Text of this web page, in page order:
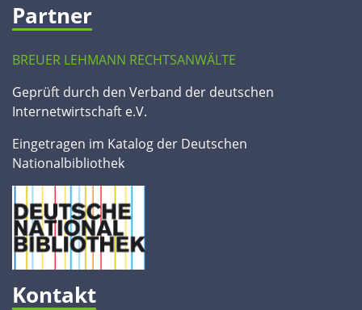
Partner
BREUER LEHMANN RECHTSANWÄLTE
Geprüft durch den Verband der deutschen
Internetwirtschaft e.V.
Eingetragen im Katalog der Deutschen
Nationalbibliothek
Kontakt